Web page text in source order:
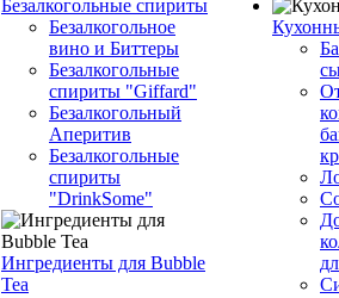
Безалкогольные спириты
Безалкогольное
вино и Биттеры
Безалкогольные
спириты "Giffard"
Безалкогольный
Аперитив
Безалкогольные
спириты
"DrinkSome"
Ингредиенты для Bubble
Tea